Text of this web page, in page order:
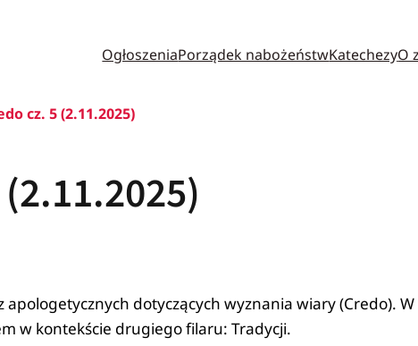
OgłoszeniaPorządek nabożeństwKatechezyO
cz. 5 (2.11.2025)
apologetycznych dotyczących wyznania wiary
w kontekście drugiego filaru: Tradycji.